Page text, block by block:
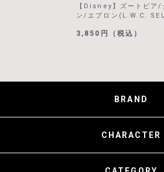
【Disney】ズートピア/
ン/エプロン(L.W.C.
3,850円（税込）
BRAND
CHARACTER